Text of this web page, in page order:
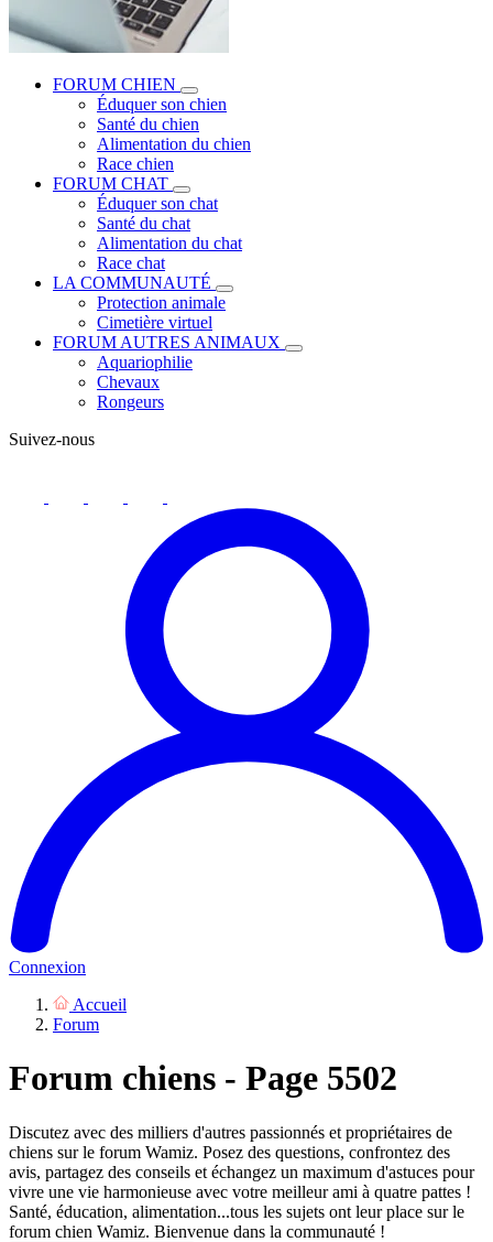
FORUM CHIEN
Éduquer son chien
Santé du chien
Alimentation du chien
Race chien
FORUM CHAT
Éduquer son chat
Santé du chat
Alimentation du chat
Race chat
LA COMMUNAUTÉ
Protection animale
Cimetière virtuel
FORUM AUTRES ANIMAUX
Aquariophilie
Chevaux
Rongeurs
Suivez-nous
Connexion
Accueil
Forum
Forum chiens - Page 5502
Discutez avec des milliers d'autres passionnés et propriétaires de
chiens sur le forum Wamiz. Posez des questions, confrontez des
avis, partagez des conseils et échangez un maximum d'astuces pour
vivre une vie harmonieuse avec votre meilleur ami à quatre pattes !
Santé, éducation, alimentation...tous les sujets ont leur place sur le
forum chien Wamiz. Bienvenue dans la communauté !